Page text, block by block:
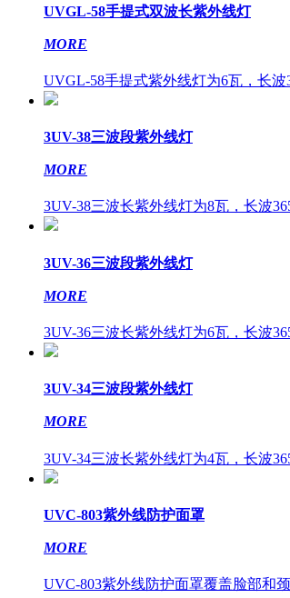
UVGL-58手提式双波长紫外线灯
MORE
UVGL-58手提式紫外线灯为6瓦，长波
3UV-38三波段紫外线灯
MORE
3UV-38三波长紫外线灯为8瓦，长波
3UV-36三波段紫外线灯
MORE
3UV-36三波长紫外线灯为6瓦，长波
3UV-34三波段紫外线灯
MORE
3UV-34三波长紫外线灯为4瓦，长波
UVC-803紫外线防护面罩
MORE
UVC-803紫外线防护面罩覆盖脸部和